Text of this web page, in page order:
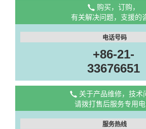
购买，订购，
有关解决问题，支援的
电话号码
+86-21-
33676651
关于产品维修，技术
请拨打售后服务专用
服务热线